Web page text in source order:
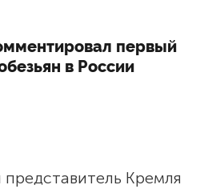
первый
в России
Кремля